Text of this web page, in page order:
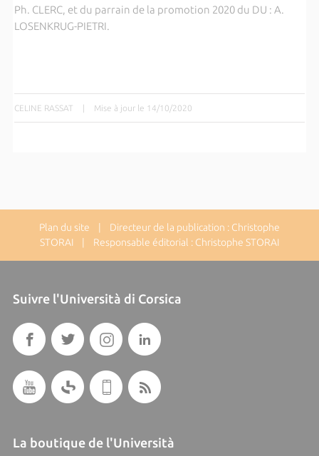
Ph. CLERC, et du parrain de la promotion 2020 du DU : A.
LOSENKRUG-PIETRI.
CELINE RASSAT | Mise à jour le 14/10/2020
Plan du site | Directeur de la publication : Christophe
STORAI | Responsable éditorial : Christophe STORAI
Suivre l'Università di Corsica
La boutique de l'Università